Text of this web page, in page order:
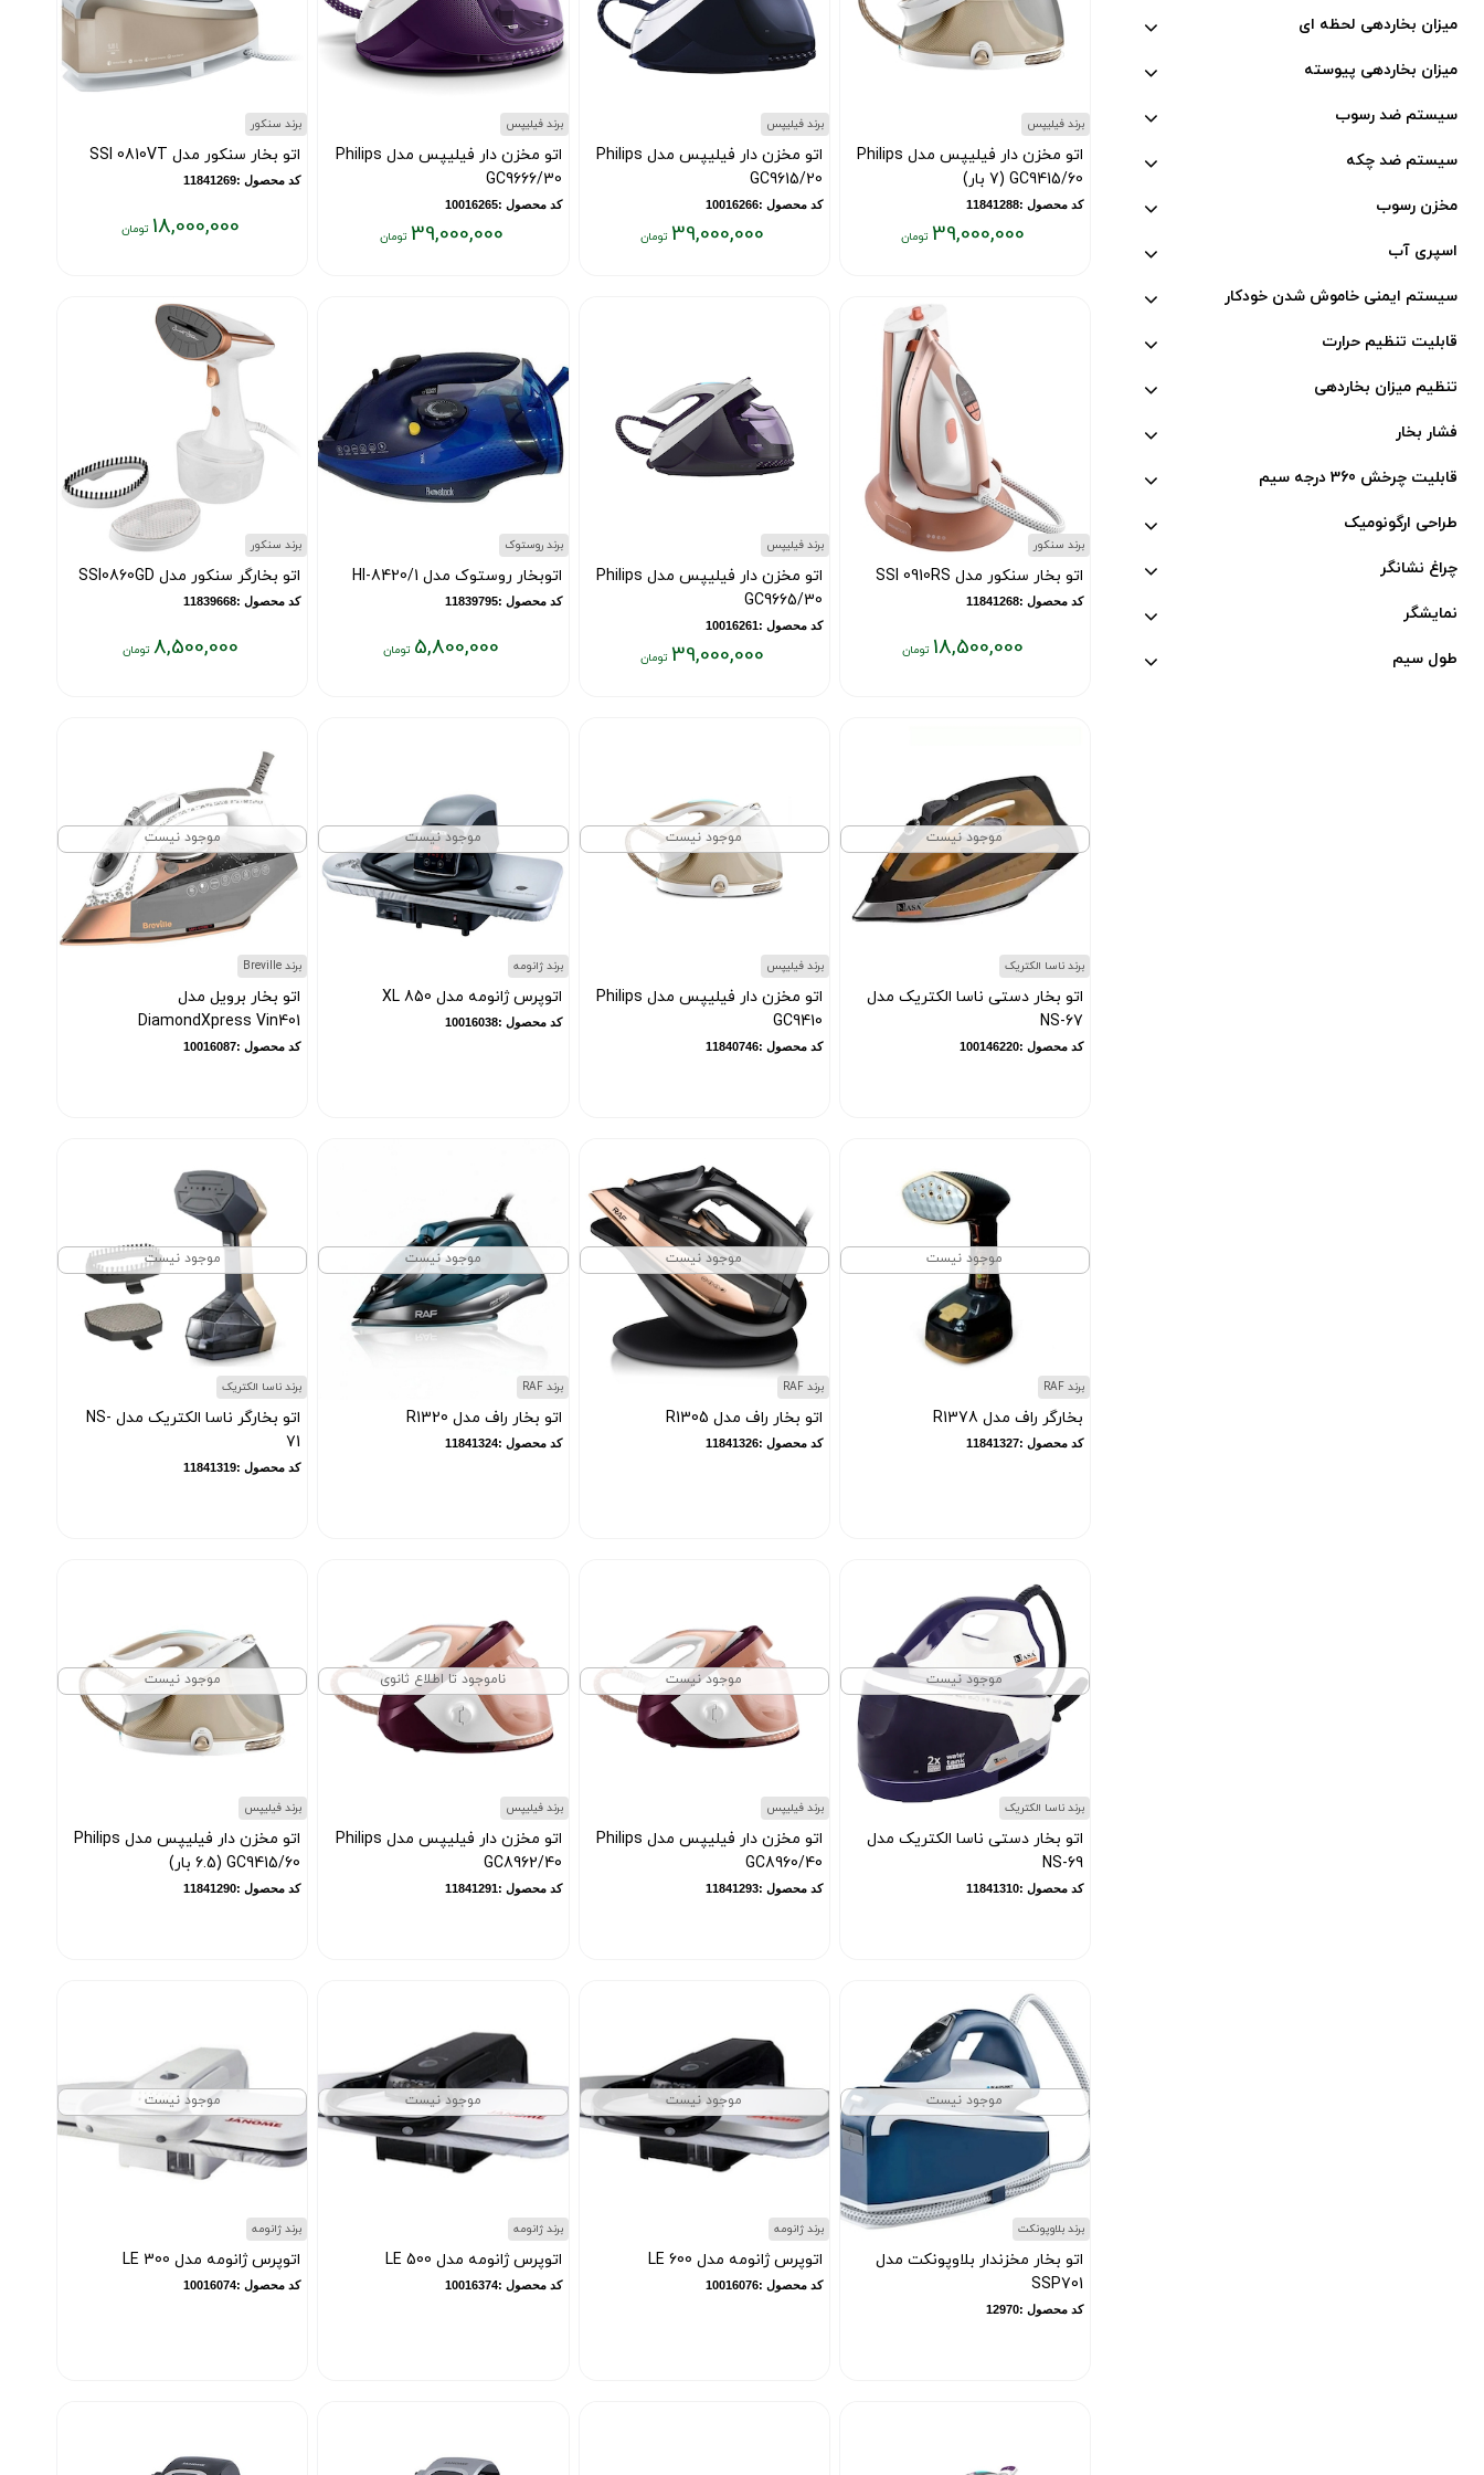
میزان بخاردهی لحظه ای
میزان بخاردهی پیوسته
سیستم ضد رسوب
سیستم ضد چکه
مخزن رسوب
اسپری آب
سیستم ایمنی خاموش شدن خودکار
قابلیت تنظیم حرارت
تنظیم میزان بخاردهی
فشار بخار
قابلیت چرخش 360 درجه سیم
طراحی ارگونومیک
چراغ نشانگر
نمایشگر
طول سیم
برند فیلیپس
اتو مخزن دار فیلیپس مدل Philips
GC9415/60 (7 بار)
کد محصول :11841288
39,000,000
برند فیلیپس
اتو مخزن دار فیلیپس مدل Philips
GC9615/20
کد محصول :10016266
39,000,000
برند فیلیپس
اتو مخزن دار فیلیپس مدل Philips
GC9666/30
کد محصول :10016265
39,000,000
برند سنکور
اتو بخار سنکور مدل SSI 0810VT
کد محصول :11841269
18,000,000
برند سنکور
اتو بخار سنکور مدل SSl 0910RS
کد محصول :11841268
18,500,000
برند فیلیپس
اتو مخزن دار فیلیپس مدل Philips
GC9665/30
کد محصول :10016261
39,000,000
برند روستوک
اتوبخار روستوک مدل HI-8420/1
کد محصول :11839795
5,800,000
برند سنکور
اتو بخارگر سنکور مدل SSI0860GD
کد محصول :11839668
8,500,000
تومان
موجود نیست
برند ناسا الکتریک
اتو بخار دستی ناسا الکتریک مدل
NS-67
کد محصول :100146220
موجود نیست
برند فیلیپس
اتو مخزن دار فیلیپس مدل Philips
GC9410
کد محصول :11840746
موجود نیست
برند ژانومه
اتوپرس ژانومه مدل XL 850
کد محصول :10016038
موجود نیست
برند Breville
اتو بخار برویل مدل
DiamondXpress Vin401
کد محصول :10016087
موجود نیست
برند RAF
بخارگر راف مدل R1378
کد محصول :11841327
موجود نیست
برند RAF
اتو بخار راف مدل R1305
کد محصول :11841326
موجود نیست
برند RAF
اتو بخار راف مدل R1320
کد محصول :11841324
موجود نیست
برند ناسا الکتریک
اتو بخارگر ناسا الکتریک مدل NS-
71
کد محصول :11841319
موجود نیست
برند ناسا الکتریک
اتو بخار دستی ناسا الکتریک مدل
NS-69
کد محصول :11841310
موجود نیست
برند فیلیپس
اتو مخزن دار فیلیپس مدل Philips
GC8960/40
کد محصول :11841293
ناموجود تا اطلاع ثانوی
برند فیلیپس
اتو مخزن دار فیلیپس مدل Philips
GC8962/40
کد محصول :11841291
موجود نیست
برند فیلیپس
اتو مخزن دار فیلیپس مدل Philips
GC9415/60 (6.5 بار)
کد محصول :11841290
موجود نیست
برند بلاوپونکت
اتو بخار مخزندار بلاوپونکت مدل
SSP701
کد محصول :12970
موجود نیست
برند ژانومه
اتوپرس ژانومه مدل LE 600
کد محصول :10016076
موجود نیست
برند ژانومه
اتوپرس ژانومه مدل LE 500
کد محصول :10016374
موجود نیست
برند ژانومه
اتوپرس ژانومه مدل LE 300
کد محصول :10016074